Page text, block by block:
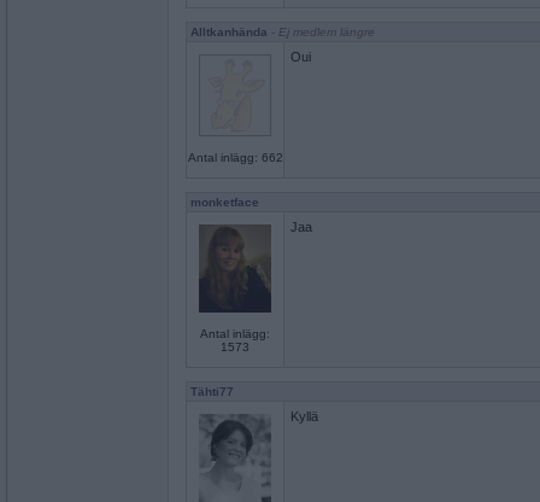
Alltkanhända - Ej medlem längre
Antal inlägg: 662
Oui
monketface
Antal inlägg:
1573
Jaa
Tähti77
Kyllä